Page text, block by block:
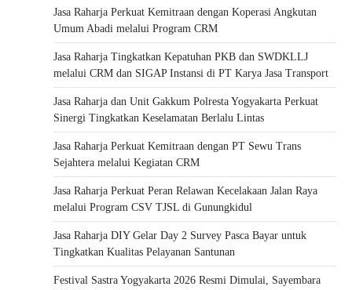
Jasa Raharja Perkuat Kemitraan dengan Koperasi Angkutan
Umum Abadi melalui Program CRM
Jasa Raharja Tingkatkan Kepatuhan PKB dan SWDKLLJ
melalui CRM dan SIGAP Instansi di PT Karya Jasa Transport
Jasa Raharja dan Unit Gakkum Polresta Yogyakarta Perkuat
Sinergi Tingkatkan Keselamatan Berlalu Lintas
Jasa Raharja Perkuat Kemitraan dengan PT Sewu Trans
Sejahtera melalui Kegiatan CRM
Jasa Raharja Perkuat Peran Relawan Kecelakaan Jalan Raya
melalui Program CSV TJSL di Gunungkidul
Jasa Raharja DIY Gelar Day 2 Survey Pasca Bayar untuk
Tingkatkan Kualitas Pelayanan Santunan
Festival Sastra Yogyakarta 2026 Resmi Dimulai, Sayembara